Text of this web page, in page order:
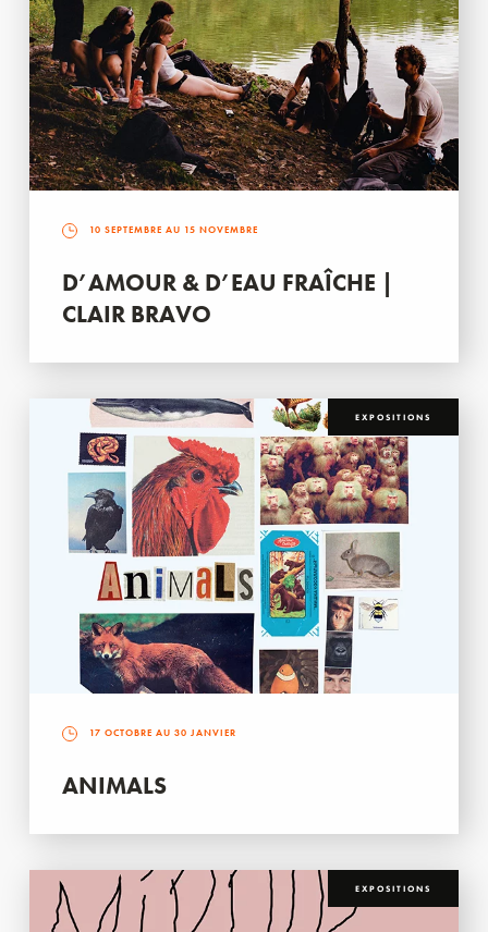
10 SEPTEMBRE AU 15 NOVEMBRE
D’AMOUR & D’EAU FRAÎCHE |
CLAIR BRAVO
EXPOSITIONS
17 OCTOBRE AU 30 JANVIER
ANIMALS
EXPOSITIONS